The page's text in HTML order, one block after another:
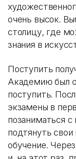
очень высок.
столицу, где
знания в
Поступить
Академию был
поступить.
экзамены в
позаниматься
подтянуть свои
обучение.